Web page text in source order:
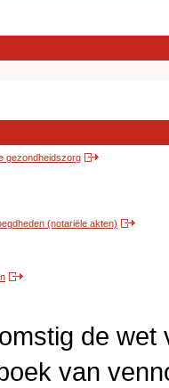
gezondheidszorg
(notariële akten)
de wet
van